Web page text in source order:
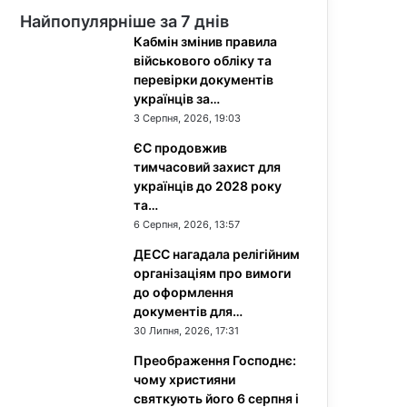
Найпопулярніше за 7 днів
Кабмін змінив правила
військового обліку та
перевірки документів
українців за…
3 Серпня, 2026, 19:03
ЄС продовжив
тимчасовий захист для
українців до 2028 року
та…
6 Серпня, 2026, 13:57
ДЕСС нагадала релігійним
організаціям про вимоги
до оформлення
документів для…
30 Липня, 2026, 17:31
Преображення Господнє:
чому християни
святкують його 6 серпня і